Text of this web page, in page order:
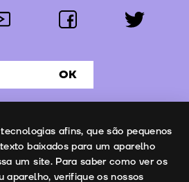
Segue-nos:
facebook twitter
OK
Contactos
afins, que são pequenos
baixados para um aparelho
um site. Para saber como ver os
aparelho, verifique os nossos